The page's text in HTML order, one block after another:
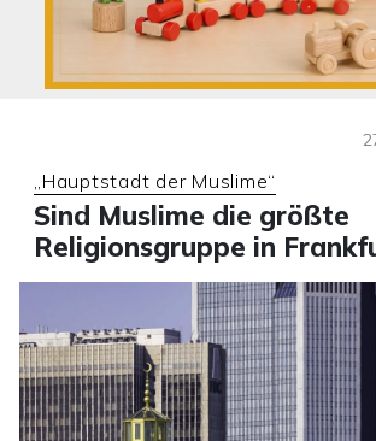
„Hauptstadt der Muslime“
Sind Muslime die größte
Religionsgruppe in